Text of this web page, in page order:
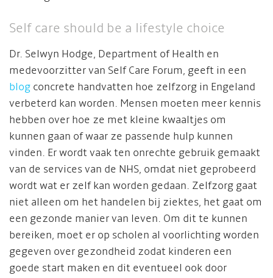
Self care should be a lifestyle choice
Dr. Selwyn Hodge, Department of Health en
medevoorzitter van Self Care Forum, geeft in een
blog concrete handvatten hoe zelfzorg in Engeland
verbeterd kan worden. Mensen moeten meer kennis
hebben over hoe ze met kleine kwaaltjes om
kunnen gaan of waar ze passende hulp kunnen
vinden. Er wordt vaak ten onrechte gebruik gemaakt
van de services van de NHS, omdat niet geprobeerd
wordt wat er zelf kan worden gedaan. Zelfzorg gaat
niet alleen om het handelen bij ziektes, het gaat om
een gezonde manier van leven. Om dit te kunnen
bereiken, moet er op scholen al voorlichting worden
gegeven over gezondheid zodat kinderen een
goede start maken en dit eventueel ook door